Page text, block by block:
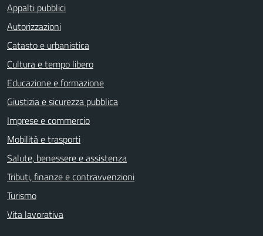
Appalti pubblici
Autorizzazioni
Catasto e urbanistica
Cultura e tempo libero
Educazione e formazione
Giustizia e sicurezza pubblica
Imprese e commercio
Mobilità e trasporti
Salute, benessere e assistenza
Tributi, finanze e contravvenzioni
Turismo
Vita lavorativa